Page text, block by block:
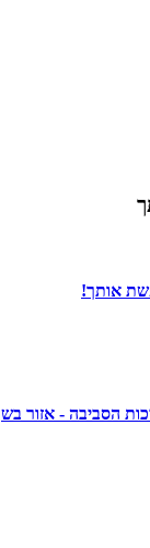
אותך!
הסביבה - אזור בש